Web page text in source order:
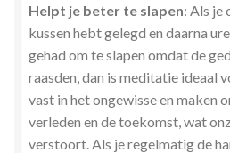
Helpt je beter te slapen: Als je
kussen hebt gelegd en daarna
gehad om te slapen omdat de
raasden, dan is meditatie ideaal
vast in het ongewisse en maken
verleden en de toekomst, wat
verstoort. Als je regelmatig de